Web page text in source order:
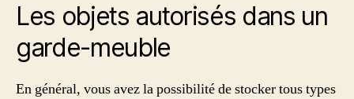
Les objets autorisés dans un
garde-meuble
En général, vous avez la possibilité de stocker tous types